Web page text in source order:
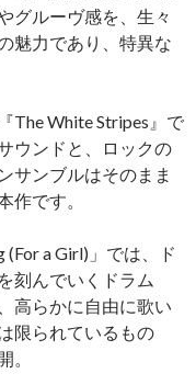
グルーヴ感を、生々
魅力であり、特異な
The White Stripes』で
ウンドと、ロックの
サンブルはそのまま
作です。
a Girl)」では、ド
刻んでいくドラム
高らかに自由に歌い
限られているもの
。